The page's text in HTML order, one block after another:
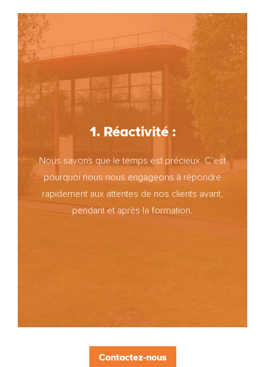
1. Réactivité :
Nous savons que le temps est précieux. C’est
pourquoi nous nous engageons à répondre
rapidement aux attentes de nos clients avant,
pendant et après la formation.
Contactez-nous